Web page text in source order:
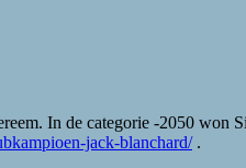
In de categorie -2050 won
jack-blanchard/.